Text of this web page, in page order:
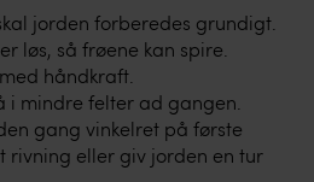
jorden forberedes grundigt.
løs, så frøene kan spire.
håndkraft.
i mindre felter ad gangen.
gang vinkelret på første
rivning eller giv jorden en tur